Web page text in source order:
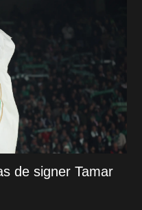
de signer Tamar